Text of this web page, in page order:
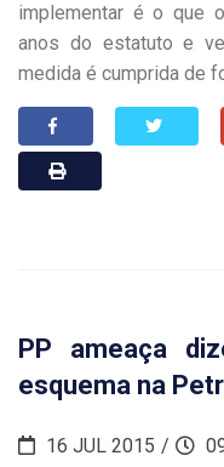
implementar é o que
anos do estatuto e
medida é cumprida de
PP ameaça
esquema na
16 JUL 2015